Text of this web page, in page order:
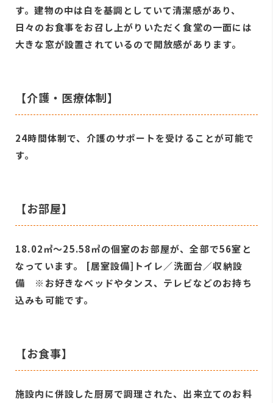
す。建物の中は白を基調としていて清潔感があり、
日々のお食事をお召し上がりいただく食堂の一面には
大きな窓が設置されているので開放感があります。
【介護・医療体制】
24時間体制で、介護のサポートを受けることが可能で
す。
【お部屋】
18.02㎡～25.58㎡の個室のお部屋が、全部で56室と
なっています。 [居室設備]トイレ／洗面台／収納設
備 ※お好きなベッドやタンス、テレビなどのお持ち
込みも可能です。
【お食事】
施設内に併設した厨房で調理された、出来立てのお料